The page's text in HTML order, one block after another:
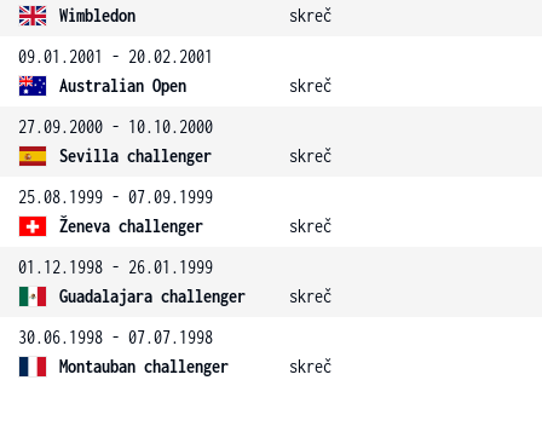
Wimbledon
skreč
09.01.2001 - 20.02.2001
Australian Open
skreč
27.09.2000 - 10.10.2000
Sevilla challenger
skreč
25.08.1999 - 07.09.1999
Ženeva challenger
skreč
01.12.1998 - 26.01.1999
Guadalajara challenger
skreč
30.06.1998 - 07.07.1998
Montauban challenger
skreč